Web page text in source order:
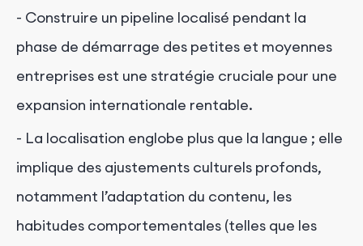
- Construire un pipeline localisé pendant la
phase de démarrage des petites et moyennes
entreprises est une stratégie cruciale pour une
expansion internationale rentable.
- La localisation englobe plus que la langue ; elle
implique des ajustements culturels profonds,
notamment l’adaptation du contenu, les
habitudes comportementales (telles que les